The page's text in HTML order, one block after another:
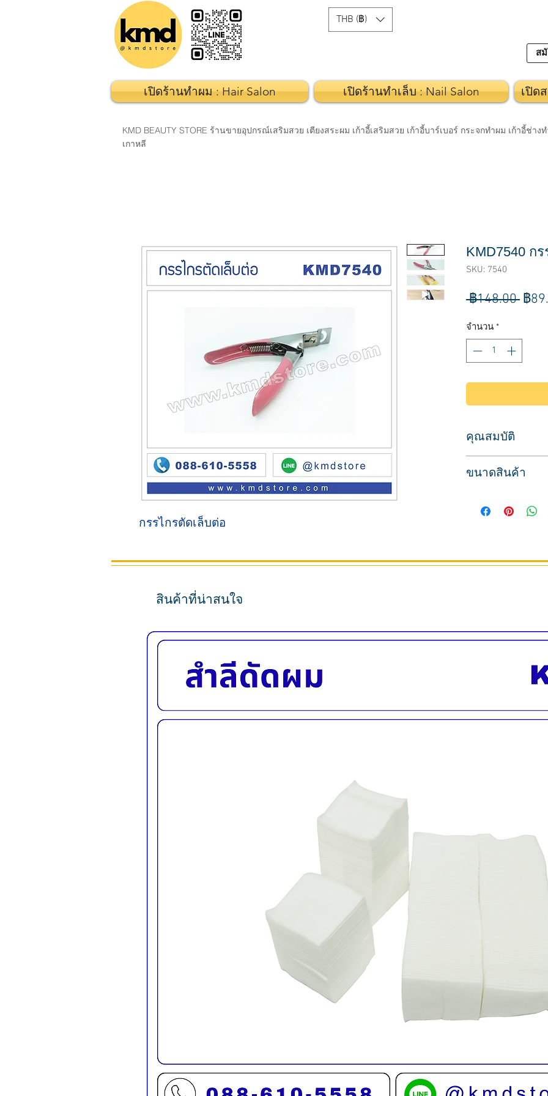
THB (฿)
ส
เปิดร้านทำผม : Hair Salon เปิดร้านทำเล็บ : Nail Salon เปิด
KMD BEAUTY STORE ร้านขายอุปกรณ์เสริมสวย เตียงสระผม เก้าอี้เสริมสวย เก้าอี้บาร์เบอร์ กระจกทำผม เก้าอี้ช่
เกาหลี
กรรไกรตัดเล็บต่อ
KMD7540 ก
SKU: 7540
฿148.00 ราค
฿
จำนวน *
คุณสมบัติ
ใบมีดคมกริบ ทำให้ส
สินค้าพร้อมส่ง บริกา
ขนาดสินค้า
สินค้าที่น่าสนใจ